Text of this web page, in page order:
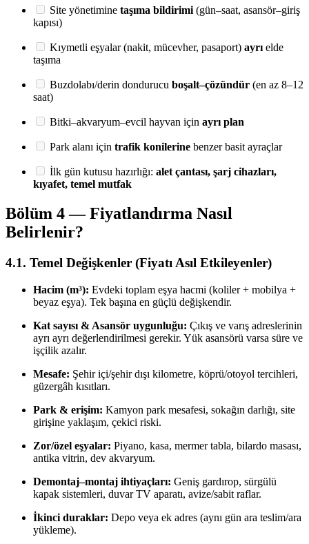
Site yönetimine taşıma bildirimi (gün–saat, asansör–giriş
kapısı)
Kıymetli eşyalar (nakit, mücevher, pasaport) ayrı elde
taşıma
Buzdolabı/derin dondurucu boşalt–çözündür (en az 8–12
saat)
Bitki–akvaryum–evcil hayvan için ayrı plan
Park alanı için trafik konilerine benzer basit ayraçlar
İlk gün kutusu hazırlığı: alet çantası, şarj cihazları,
kıyafet, temel mutfak
Bölüm 4 — Fiyatlandırma Nasıl
Belirlenir?
4.1. Temel Değişkenler (Fiyatı Asıl Etkileyenler)
Hacim (m³): Evdeki toplam eşya hacmi (koliler + mobilya +
beyaz eşya). Tek başına en güçlü değişkendir.
Kat sayısı & Asansör uygunluğu: Çıkış ve varış adreslerinin
ayrı ayrı değerlendirilmesi gerekir. Yük asansörü varsa süre ve
işçilik azalır.
Mesafe: Şehir içi/şehir dışı kilometre, köprü/otoyol tercihleri,
güzergâh kısıtları.
Park & erişim: Kamyon park mesafesi, sokağın darlığı, site
girişine yaklaşım, çekici riski.
Zor/özel eşyalar: Piyano, kasa, mermer tabla, bilardo masası,
antika vitrin, dev akvaryum.
Demontaj–montaj ihtiyaçları: Geniş gardırop, sürgülü
kapak sistemleri, duvar TV aparatı, avize/sabit raflar.
İkinci duraklar: Depo veya ek adres (aynı gün ara teslim/ara
yükleme).